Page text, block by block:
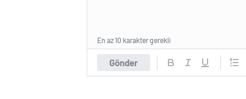
Gönder
En az 10 karakter gerekli